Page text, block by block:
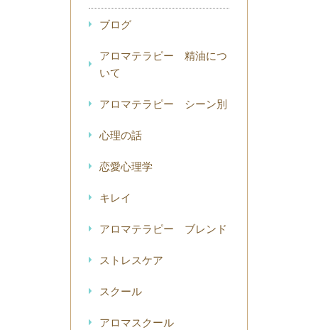
ブログ
アロマテラピー 精油につ
いて
アロマテラピー シーン別
心理の話
恋愛心理学
キレイ
アロマテラピー ブレンド
ストレスケア
スクール
アロマスクール